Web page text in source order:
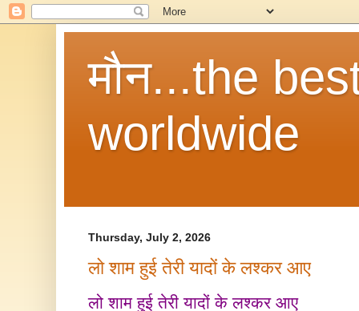
मौन...the
worldwide
Thursday, July 2, 2026
लो शाम हुई तेरी यादों के लश्कर आए
लो शाम हुई तेरी यादों के लश्कर आए